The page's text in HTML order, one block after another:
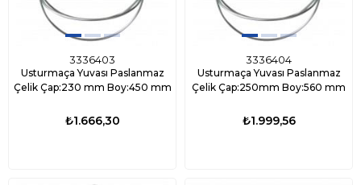
3336403
Usturmaça Yuvası Paslanmaz
Çelik Çap:230 mm Boy:450 mm
₺1.666,30
3336404
Usturmaça Yuvası Paslanmaz
Çelik Çap:250mm Boy:560 mm
₺1.999,56